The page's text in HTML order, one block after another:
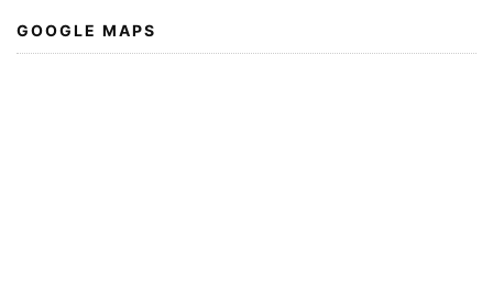
GOOGLE MAPS